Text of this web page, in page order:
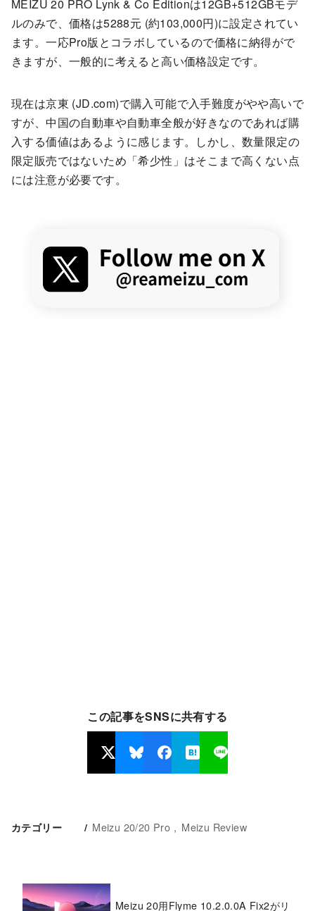
MEIZU 20 PRO Lynk & Co Editionは12GB+512GBモデ
ルのみで、価格は5288元 (約103,000円)に設定されてい
ます。一応Pro版とコラボしているので価格に納得がで
きますが、一般的に考えると高い価格設定です。
現在は京東 (JD.com)で購入可能で入手難度がやや高いで
すが、中国の自動車や自動車全般が好きなのであれば購
入する価値はあるように感じます。しかし、数量限定の
限定販売ではないため「希少性」はそこまで高くない点
には注意が必要です。
この記事をSNSに共有する
カテゴリー Meizu 20/20 Pro Meizu Review
Meizu 20用Flyme 10.2.0.0A Fix2がリ